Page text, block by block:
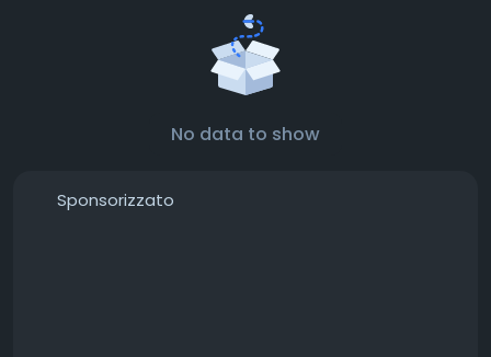
No data to show
Sponsorizzato